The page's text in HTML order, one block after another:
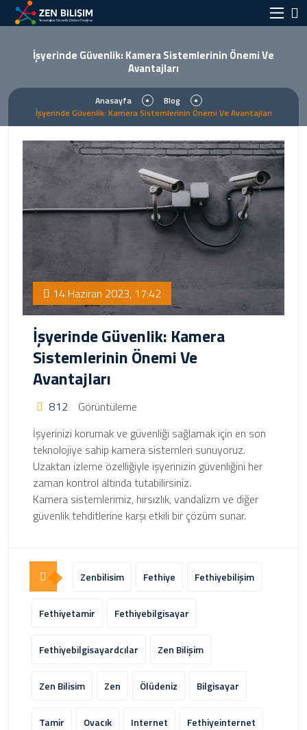
İşyerinde Güvenlik: Kamera Sistemlerinin Önemi Ve
Avantajları
Anasayfa
Blog
İşyerinde Güvenlik: Kamera Sistemlerinin Önemi Ve Avantajları
14 Haziran 2023, 17:42
İşyerinde Güvenlik: Kamera
Sistemlerinin Önemi Ve
Avantajları
812
Görüntüleme
İşyerinizi korumak ve güvenliği sağlamak için en son
teknolojiye sahip kamera sistemleri sunuyoruz.
Uzaktan izleme özelliğiyle işyerinizin güvenliğini her
zaman kontrol altında tutabilirsiniz.
Kamera sistemlerimiz, hırsızlık, vandalizm ve diğer
güvenlik tehditlerine karşı etkili bir çözüm sunar.
Zenbilisim Fethiye Fethiyebilişim
Fethiyetamir Fethiyebilgisayar
Fethiyebilgisayardcılar Zen Bilişim
Zen Bilisim Zen Ölüdeniz Bilgisayar
Tamir Ovacık Internet Fethiyeinternet